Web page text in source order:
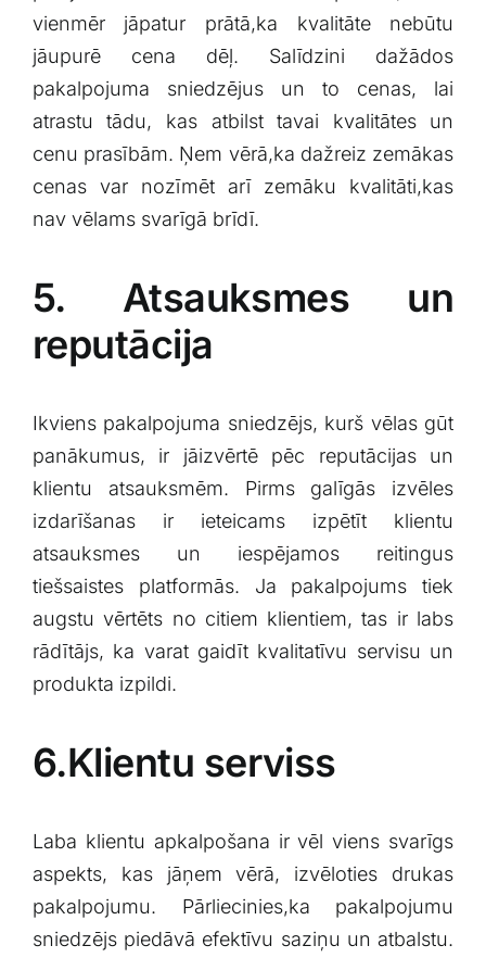
vienmēr jāpatur prātā,ka kvalitāte nebūtu‌
jāupurē‌ cena dēļ. Salīdzini⁤ dažādos
pakalpojuma sniedzējus un to​ cenas, lai
atrastu tādu, kas⁤ atbilst ‌tavai kvalitātes un
cenu prasībām. Ņem⁤ vērā,ka dažreiz zemākas
cenas var⁤ nozīmēt arī zemāku kvalitāti,kas⁣
nav vēlams svarīgā brīdī.
5. Atsauksmes un
reputācija
Ikviens pakalpojuma sniedzējs, kurš‍ vēlas gūt
panākumus, ir jāizvērtē pēc⁢ reputācijas ⁣un
⁣klientu⁢ atsauksmēm.⁢ Pirms galīgās izvēles
⁣izdarīšanas ir ieteicams izpētīt klientu
⁤atsauksmes un iespējamos ⁢reitingus
tiešsaistes⁢ platformās. Ja pakalpojums tiek
‌augstu vērtēts no citiem klientiem, tas ir labs
rādītājs, ka varat⁢ gaidīt ⁤kvalitatīvu servisu un
produkta izpildi.
6.Klientu serviss
Laba ⁢klientu ‍apkalpošana ⁣ir ‍vēl viens svarīgs
aspekts, kas jāņem vērā, izvēloties drukas
pakalpojumu.⁢ Pārliecinies,ka pakalpojumu‍
sniedzējs ‍piedāvā ⁢efektīvu ⁤saziņu un ⁤atbalstu.